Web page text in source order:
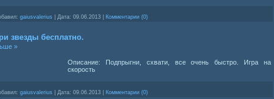
gaiusvalerius Дата: 09.06.2013 Комментарии (0)
звезды бесплатно.
Описание: Подпрыгни, схвати, все очень быстро. Игра на
скорость
»
gaiusvalerius Дата: 09.06.2013 Комментарии (0)